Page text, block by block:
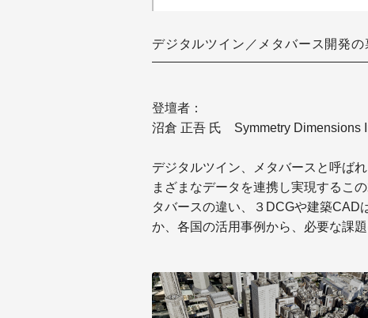
デジタルツイン／メタバース開発の
登壇者：
沼倉 正吾 氏 Symmetry Dimensions
デジタルツイン、メタバースと呼ば
まざまなデータを連携し実現するこ
タバースの違い、３DCGや建築CAD
か、各国の活用事例から、必要な課